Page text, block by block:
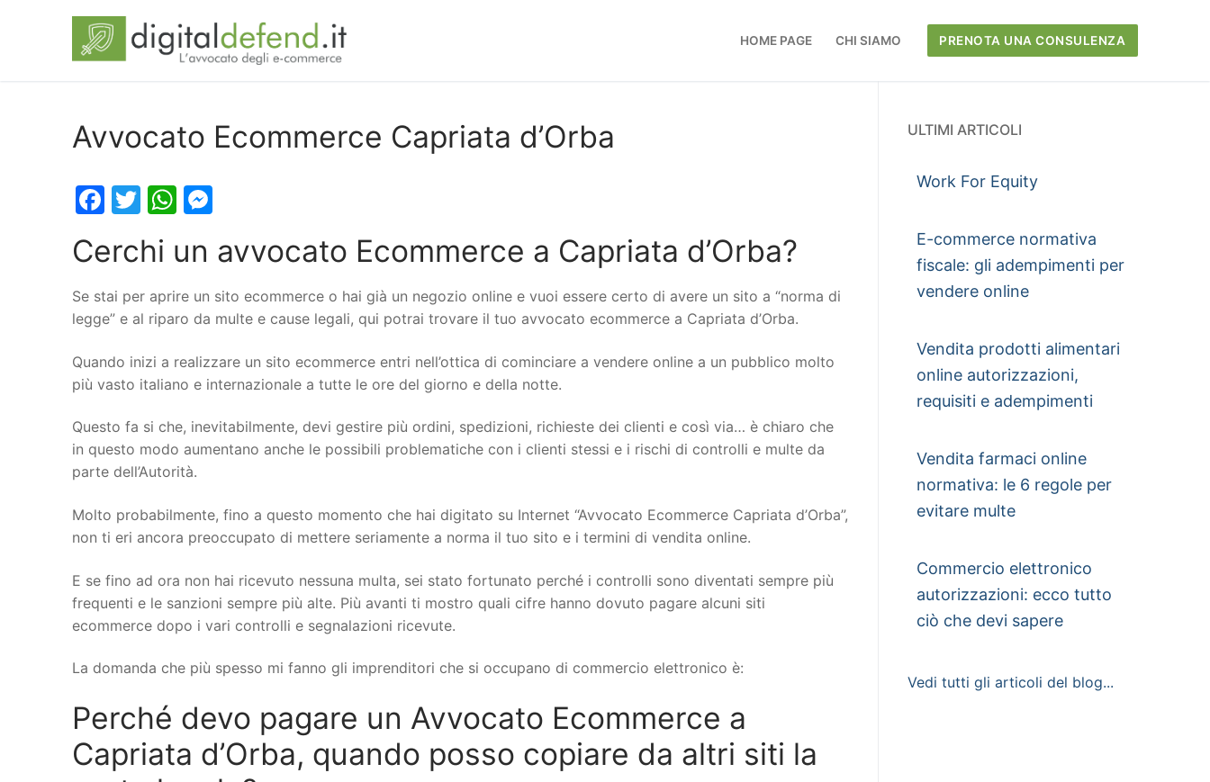
HOME PAGE CHI SIAMO PRENOTA UNA CONSULENZA
Avvocato Ecommerce Capriata d’Orba
Facebook
TwitterWhatsApp
Cerchi un avvocato Ecommerce a Capriata d’Orba?
Se stai per aprire un sito ecommerce o hai già un negozio online e vuoi essere certo di avere un sito a “norma di
legge” e al riparo da multe e cause legali, qui potrai trovare il tuo avvocato ecommerce a Capriata d’Orba.
Quando inizi a realizzare un sito ecommerce entri nell’ottica di cominciare a vendere online a un pubblico molto
più vasto italiano e internazionale a tutte le ore del giorno e della notte.
Questo fa si che, inevitabilmente, devi gestire più ordini, spedizioni, richieste dei clienti e così via… è chiaro che
in questo modo aumentano anche le possibili problematiche con i clienti stessi e i rischi di controlli e multe da
parte dell’Autorità.
Molto probabilmente, fino a questo momento che hai digitato su Internet “Avvocato Ecommerce Capriata d’Orba”,
non ti eri ancora preoccupato di mettere seriamente a norma il tuo sito e i termini di vendita online.
E se fino ad ora non hai ricevuto nessuna multa, sei stato fortunato perché i controlli sono diventati sempre più
frequenti e le sanzioni sempre più alte. Più avanti ti mostro quali cifre hanno dovuto pagare alcuni siti
ecommerce dopo i vari controlli e segnalazioni ricevute.
La domanda che più spesso mi fanno gli imprenditori che si occupano di commercio elettronico è:
Perché devo pagare un Avvocato Ecommerce a
Capriata d’Orba, quando posso copiare da altri siti la
ULTIMI ARTICOLI
Work For Equity
E-commerce normativa
fiscale: gli adempimenti per
vendere online
Vendita prodotti alimentari
online autorizzazioni,
requisiti e adempimenti
Vendita farmaci online
normativa: le 6 regole per
evitare multe
Commercio elettronico
autorizzazioni: ecco tutto
ciò che devi sapere
Vedi tutti gli articoli del blog...